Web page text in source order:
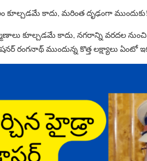
కాదు, మరింత దృఢంగా ముందుకు!
కూల్చడమే కాదు, నగరాన్ని వరదల
రంగనాథ్ ముందున్న కొత్త లక్ష్యాలు ఏంటో